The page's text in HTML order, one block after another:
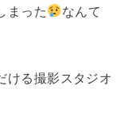
まった
なんて
ける撮影スタジオ